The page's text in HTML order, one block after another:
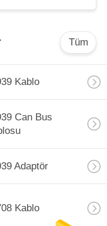
Tüm
Kablo
Can Bus
Adaptör
Kablo